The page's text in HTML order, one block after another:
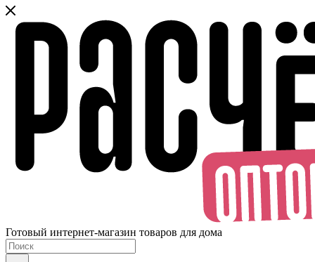
Готовый интернет-магазин товаров для дома